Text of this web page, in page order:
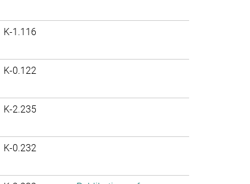
K-1.116
K-0.122
K-2.235
K-0.232